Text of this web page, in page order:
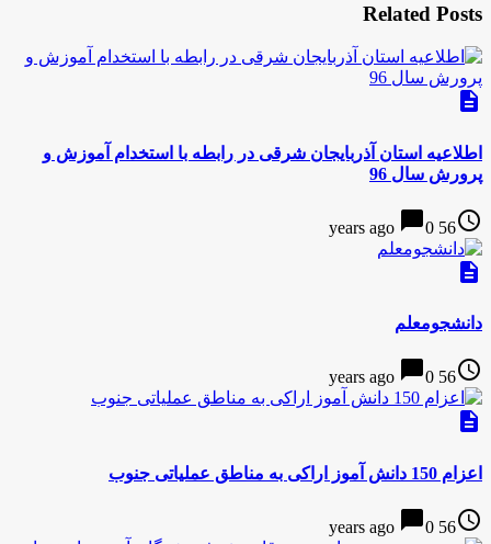
Related Posts
description
اطلاعیه استان آذربایجان شرقی در رابطه با استخدام آموزش و
پرورش سال 96
access_time
56 years ago
chat_bubble0
description
دانشجومعلم
access_time
56 years ago
chat_bubble0
description
اعزام 150 دانش آموز اراکی به مناطق عملیاتی جنوب
access_time
56 years ago
chat_bubble0